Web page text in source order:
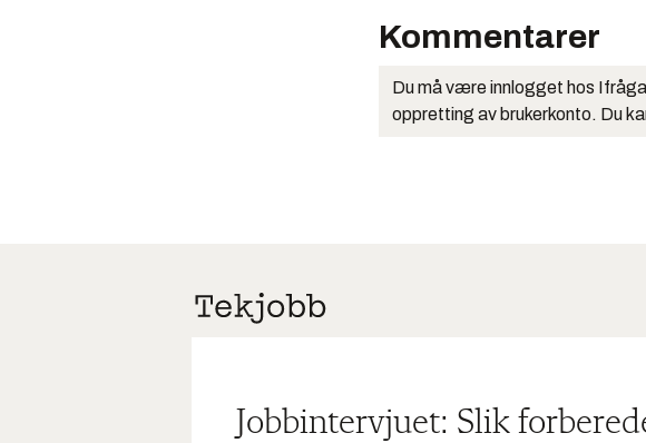
Kommentarer
Du må være innlogget hos
oppretting av brukerkonto. Du
Jobbintervjuet: Slik